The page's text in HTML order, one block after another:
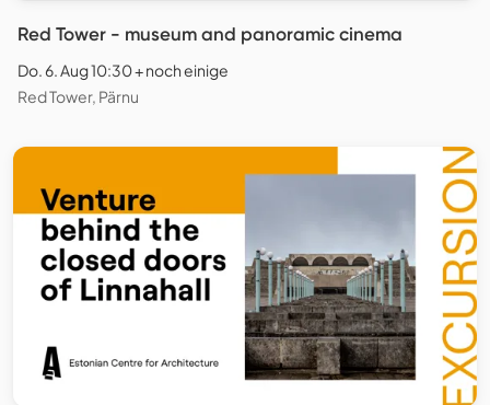
Red Tower - museum and panoramic cinema
Do. 6. Aug 10:30 + noch einige
Red Tower, Pärnu